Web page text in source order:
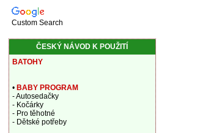
Custom Search
ČESKÝ NÁVOD K POUŽITÍ
BATOHY
• BABY PROGRAM
- Autosedačky
- Kočárky
- Pro těhotné
- Dětské potřeby